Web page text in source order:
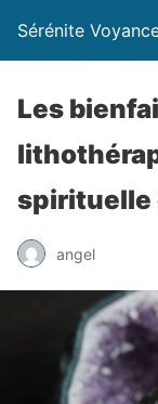
Sérénite
Les
spirituelle
angel